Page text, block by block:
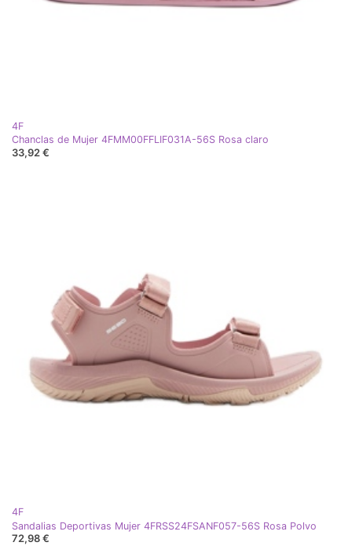
4F
Chanclas de Mujer 4FMM00FFLIF031A-56S Rosa claro
33,92 €
4F
Sandalias Deportivas Mujer 4FRSS24FSANF057-56S Rosa Polvo
72,98 €